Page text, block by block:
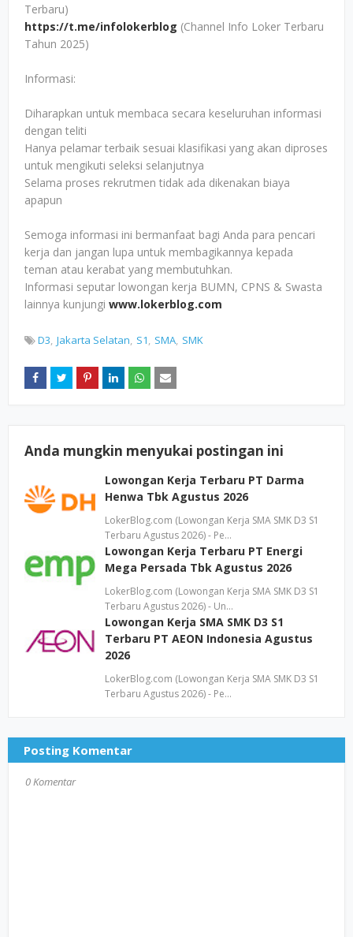
Terbaru)
https://t.me/infolokerblog (Channel Info Loker Terbaru
Tahun 2025)
Informasi:
Diharapkan untuk membaca secara keseluruhan informasi
dengan teliti
Hanya pelamar terbaik sesuai klasifikasi yang akan diproses
untuk mengikuti seleksi selanjutnya
Selama proses rekrutmen tidak ada dikenakan biaya
apapun
Semoga informasi ini bermanfaat bagi Anda para pencari
kerja dan jangan lupa untuk membagikannya kepada
teman atau kerabat yang membutuhkan.
Informasi seputar lowongan kerja BUMN, CPNS & Swasta
lainnya kunjungi www.lokerblog.com
D3 Jakarta Selatan S1 SMA SMK
Anda mungkin menyukai postingan ini
Lowongan Kerja Terbaru PT Darma
Henwa Tbk Agustus 2026
LokerBlog.com (Lowongan Kerja SMA SMK D3 S1
Terbaru Agustus 2026) - Pe…
Lowongan Kerja Terbaru PT Energi
Mega Persada Tbk Agustus 2026
LokerBlog.com (Lowongan Kerja SMA SMK D3 S1
Terbaru Agustus 2026) - Un…
Lowongan Kerja SMA SMK D3 S1
Terbaru PT AEON Indonesia Agustus
2026
LokerBlog.com (Lowongan Kerja SMA SMK D3 S1
Terbaru Agustus 2026) - Pe…
Posting Komentar
0 Komentar